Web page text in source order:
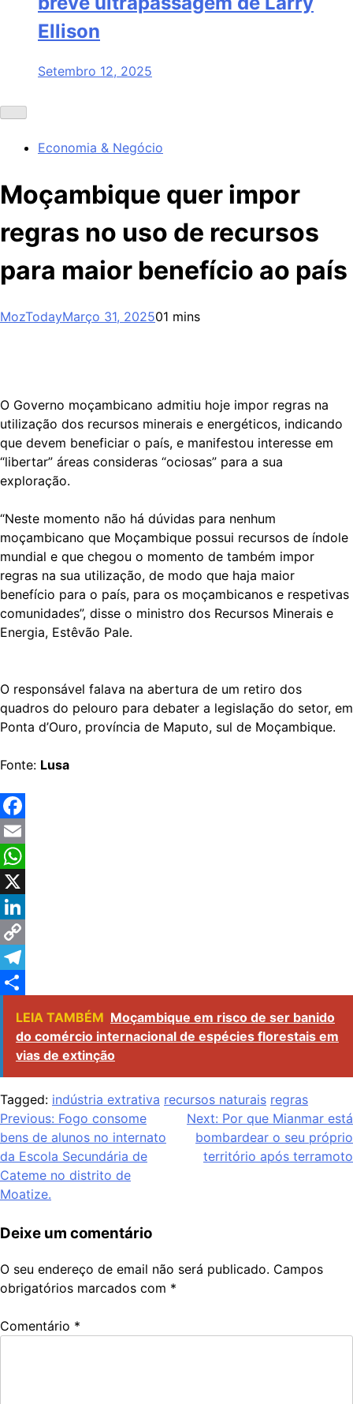
Ellison
Setembro 12, 2025
Economia & Negócio
Moçambique quer impor
regras no uso de recursos
para maior benefício ao país
MozTodayMarço 31, 202501 mins
O Governo moçambicano admitiu hoje impor regras na
utilização dos recursos minerais e energéticos, indicando
que devem beneficiar o país, e manifestou interesse em
“libertar” áreas consideras “ociosas” para a sua
exploração.
“Neste momento não há dúvidas para nenhum
moçambicano que Moçambique possui recursos de índole
mundial e que chegou o momento de também impor
regras na sua utilização, de modo que haja maior
benefício para o país, para os moçambicanos e respetivas
comunidades”, disse o ministro dos Recursos Minerais e
Energia, Estêvão Pale.
O responsável falava na abertura de um retiro dos
quadros do pelouro para debater a legislação do setor, em
Ponta d’Ouro, província de Maputo, sul de Moçambique.
Fonte: Lusa
Facebook
Email
WhatsApp
X
LinkedIn
Copy
Link
Telegram
LEIA TAMBÉM Moçambique em risco de ser banido
do comércio internacional de espécies florestais em
vias de extinção
Tagged: indústria extrativa recursos naturais regras
Navegação
de
artigos
Previous: Fogo consome
bens de alunos no internato
da Escola Secundária de
Cateme no distrito de
Moatize.
Next: Por que Mianmar está
bombardear o seu próprio
território após terramoto
Deixe um comentário
O seu endereço de email não será publicado. Campos
obrigatórios marcados com *
Comentário *